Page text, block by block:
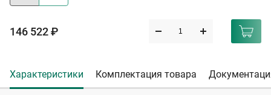
146 522 ₽
Характеристики Комплектация товара